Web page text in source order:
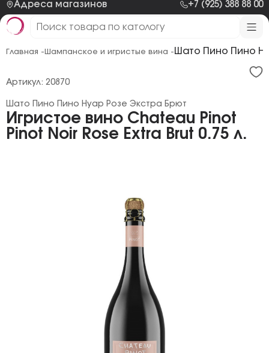
Адреса магазинов +7 (925) 388 88 00
Главная - Шампанское и игристые вина - Шато Пино Пино
Игристое вино Chateau Pinot
Pinot Noir Rose Extra Brut 0.75 л.
Шато Пино Пино Нуар Розе Экстра Брют
Артикул: 20870